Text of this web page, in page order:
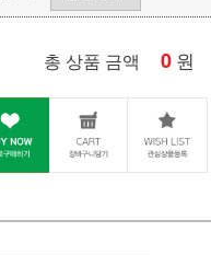
총 상품 금액 0 원